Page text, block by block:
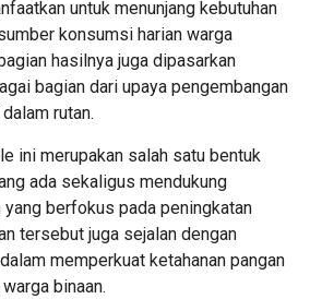
untuk menunjang kebutuhan
konsumsi harian warga
hasilnya juga dipasarkan
bagian dari upaya pengembangan
rutan.
ini merupakan salah satu bentuk
ada sekaligus mendukung
berfokus pada peningkatan
tersebut juga sejalan dengan
memperkuat ketahanan pangan
binaan.